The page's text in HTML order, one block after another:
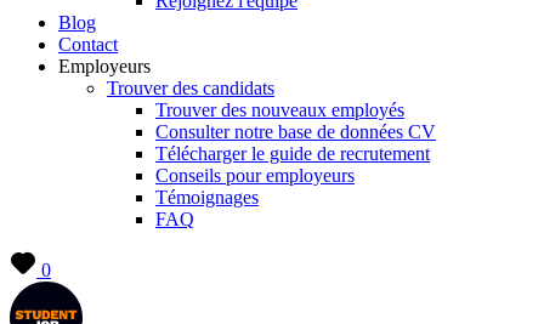
Blog
Contact
Employeurs
Trouver des candidats
Trouver des nouveaux employés
Consulter notre base de données CV
Télécharger le guide de recrutement
Conseils pour employeurs
Témoignages
FAQ
0